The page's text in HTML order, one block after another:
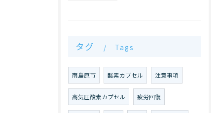
タグ Tags
南島原市 酸素カプセル 注意事項
高気圧酸素カプセル 疲労回復